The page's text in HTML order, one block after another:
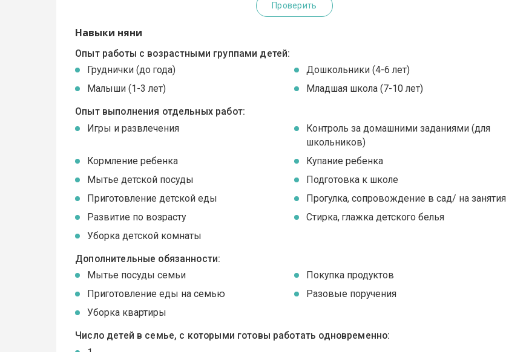
Проверить
Навыки няни
Опыт работы с возрастными группами детей:
Груднички (до года)
Дошкольники (4-6 лет)
Малыши (1-3 лет)
Младшая школа (7-10 лет)
Опыт выполнения отдельных работ:
Игры и развлечения
Контроль за домашними заданиями (для
школьников)
Кормление ребенка
Купание ребенка
Мытье детской посуды
Подготовка к школе
Приготовление детской еды
Прогулка, сопровождение в сад/ на занятия
Развитие по возрасту
Стирка, глажка детского белья
Уборка детской комнаты
Дополнительные обязанности:
Мытье посуды семьи
Покупка продуктов
Приготовление еды на семью
Разовые поручения
Уборка квартиры
Число детей в семье, с которыми готовы работать одновременно: